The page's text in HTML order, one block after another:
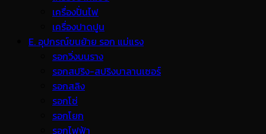
เครื่องปั่นไฟ
เครื่องปาดปูน
E. อุปกรณ์ขนย้าย รอก แม่แรง
รอกวิ่งบนราง
รอกสปริง-สปริงบาลานเซอร์
รอกสลิง
รอกโซ่
รอกโยก
รอกไฟฟ้า